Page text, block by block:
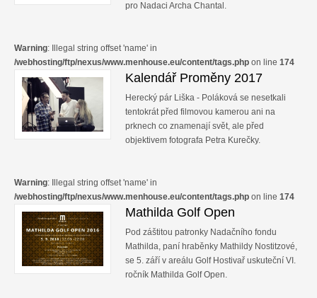
pro Nadaci Archa Chantal.
Warning: Illegal string offset 'name' in
/webhosting/ftp/nexus/www.menhouse.eu/content/tags.php on line 174
Kalendář Proměny 2017
Herecký pár Liška - Poláková se nesetkali
tentokrát před filmovou kamerou ani na
prknech co znamenají svět, ale před
objektivem fotografa Petra Kurečky.
Warning: Illegal string offset 'name' in
/webhosting/ftp/nexus/www.menhouse.eu/content/tags.php on line 174
Mathilda Golf Open
Pod záštitou patronky Nadačního fondu
Mathilda, paní hraběnky Mathildy Nostitzové,
se 5. září v areálu Golf Hostivař uskuteční VI.
ročník Mathilda Golf Open.